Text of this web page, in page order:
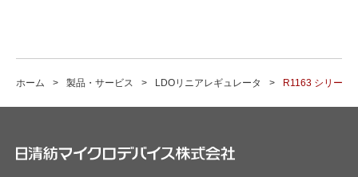
ホーム 製品・サービス LDOリニアレギュレータ R1163 シリーズ